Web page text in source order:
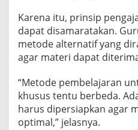
Karena itu, prinsip
dapat disamaratakan.
metode alternatif yang
agar materi dapat
“Metode pembelajaran
khusus tentu berbeda.
harus dipersiapkan agar
optimal,” jelasnya.